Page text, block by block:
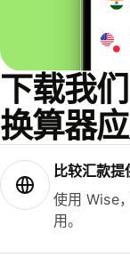
下载我
换算器
比较汇款提
使用 Wise
用。